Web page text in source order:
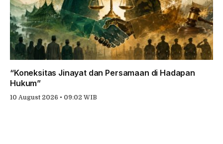
“Koneksitas Jinayat dan Persamaan di Hadapan
Hukum”
10 August 2026 • 09:02 WIB